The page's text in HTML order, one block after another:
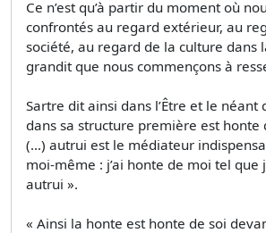
Ce n’est qu’à partir du moment où
confrontés au regard extérieur, au
société, au regard de la culture dans
grandit que nous commençons à
Sartre dit ainsi dans l’Être et le néant
dans sa structure première est honte
(…) autrui est le médiateur
moi-même : j’ai honte de moi tel que
autrui ».
« Ainsi la honte est honte de soi